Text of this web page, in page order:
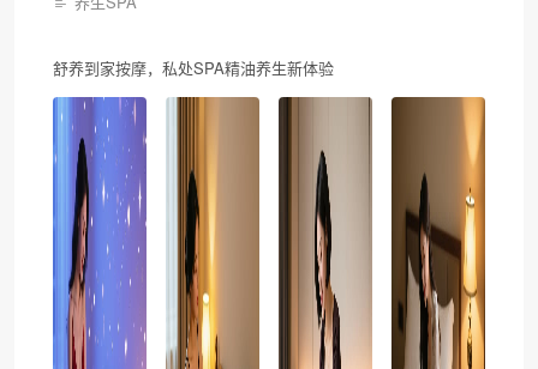
舒养到家按摩，私处SPA精油养生新体验